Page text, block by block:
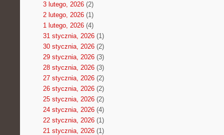
3 lutego, 2026(2)
2 lutego, 2026(1)
1 lutego, 2026(4)
31 stycznia, 2026(1)
30 stycznia, 2026(2)
29 stycznia, 2026(3)
28 stycznia, 2026(3)
27 stycznia, 2026(2)
26 stycznia, 2026(2)
25 stycznia, 2026(2)
24 stycznia, 2026(4)
22 stycznia, 2026(1)
21 stycznia, 2026(1)